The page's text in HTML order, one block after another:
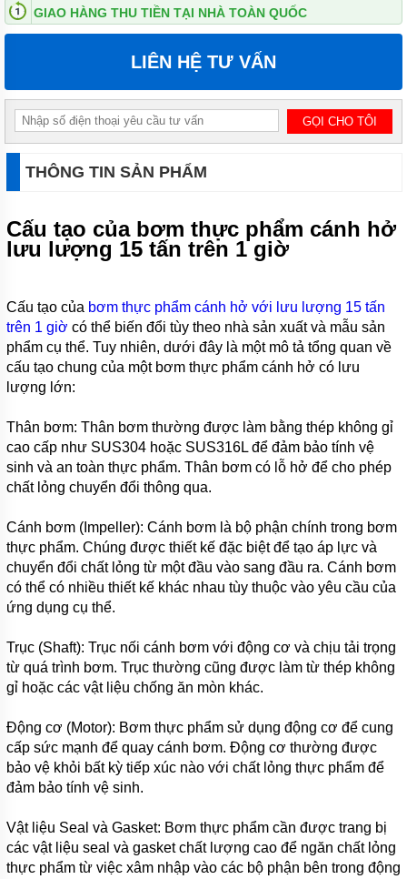
MYU
MUYUAN
SERI MG
MÁY
BƠM BỂ
PHỐT
TRỤC
MUYUAN
SERI MV
CHÌM
HÚT
VÁNG
BỌT
MUYUAN
SERI MF
BƠM
NẠO
VÉT BÙN
MUYUAN
SERI MD
BƠM
NẠO
VÉT BÙN
MUYUAN
SERI MG
MÁY BƠM
BÙN CÔNG
NGHIỆP
NẶNG
ZIDONG
MÁY
BƠM
CHÌM
HÚT
BÙN
ĐỨNG
ZIDONG
SERI
ZP(R)
GIAO HÀNG THU TIỀN TẠI NHÀ TOÀN QUỐC
LIÊN HỆ TƯ VẤN
THÔNG TIN SẢN PHẨM
Cấu tạo của bơm thực phẩm cánh hở
lưu lượng 15 tấn trên 1 giờ
Cấu tạo của bơm thực phẩm cánh hở với lưu lượng 15 tấn
trên 1 giờ có thể biến đổi tùy theo nhà sản xuất và mẫu sản
phẩm cụ thể. Tuy nhiên, dưới đây là một mô tả tổng quan về
cấu tạo chung của một bơm thực phẩm cánh hở có lưu
lượng lớn:
Thân bơm: Thân bơm thường được làm bằng thép không gỉ
cao cấp như SUS304 hoặc SUS316L để đảm bảo tính vệ
sinh và an toàn thực phẩm. Thân bơm có lỗ hở để cho phép
chất lỏng chuyển đổi thông qua.
Cánh bơm (Impeller): Cánh bơm là bộ phận chính trong bơm
thực phẩm. Chúng được thiết kế đặc biệt để tạo áp lực và
chuyển đổi chất lỏng từ một đầu vào sang đầu ra. Cánh bơm
có thể có nhiều thiết kế khác nhau tùy thuộc vào yêu cầu của
ứng dụng cụ thể.
Trục (Shaft): Trục nối cánh bơm với động cơ và chịu tải trọng
từ quá trình bơm. Trục thường cũng được làm từ thép không
gỉ hoặc các vật liệu chống ăn mòn khác.
Động cơ (Motor): Bơm thực phẩm sử dụng động cơ để cung
cấp sức mạnh để quay cánh bơm. Động cơ thường được
bảo vệ khỏi bất kỳ tiếp xúc nào với chất lỏng thực phẩm để
đảm bảo tính vệ sinh.
Vật liệu Seal và Gasket: Bơm thực phẩm cần được trang bị
các vật liệu seal và gasket chất lượng cao để ngăn chất lỏng
thực phẩm từ việc xâm nhập vào các bộ phận bên trong động